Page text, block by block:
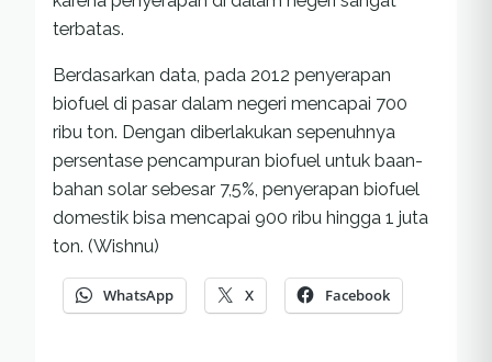
terbatas.
Berdasarkan data, pada 2012 penyerapan
biofuel di pasar dalam negeri mencapai 700
ribu ton. Dengan diberlakukan sepenuhnya
persentase pencampuran biofuel untuk baan-
bahan solar sebesar 7,5%, penyerapan biofuel
domestik bisa mencapai 900 ribu hingga 1 juta
ton. (Wishnu)
WhatsApp X Facebook